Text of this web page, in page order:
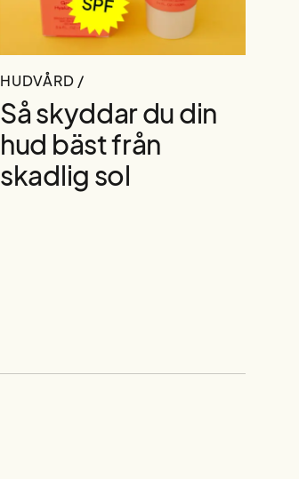
HUDVÅRD /
Så skyddar du din
hud bäst från
skadlig sol